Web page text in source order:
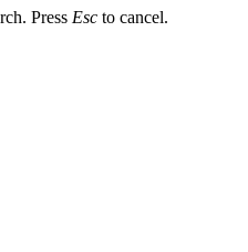
Press Esc to cancel.